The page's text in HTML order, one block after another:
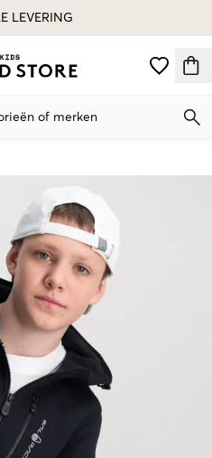
LEVERING
of merken